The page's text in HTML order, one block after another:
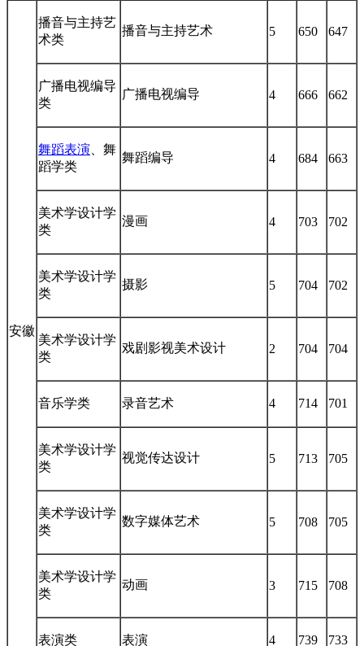
安徽
播音与主持艺
术类
播音与主持艺术 5 650 647
广播电视编导
类
广播电视编导 4 666 662
舞蹈表演 、舞
蹈学类
舞蹈编导 4 684 663
美术学设计学
类
漫画 4 703 702
美术学设计学
类
摄影 5 704 702
美术学设计学
类
戏剧影视美术设计 2 704 704
音乐学类 录音艺术 4 714 701
美术学设计学
类
视觉传达设计 5 713 705
美术学设计学
类
数字媒体艺术 5 708 705
美术学设计学
类
动画 3 715 708
表演类 表演 4 739 733